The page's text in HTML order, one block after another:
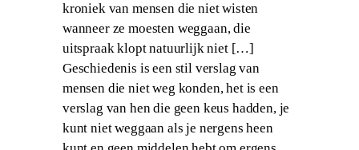
kroniek van mensen die niet wisten
wanneer ze moesten weggaan, die
uitspraak klopt natuurlijk niet […]
Geschiedenis is een stil verslag van
mensen die niet weg konden, het is een
verslag van hen die geen keus hadden, je
kunt niet weggaan als je nergens heen